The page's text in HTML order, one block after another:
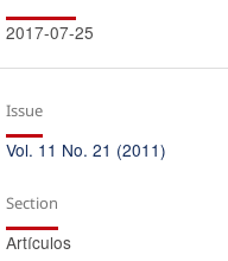
2017-07-25
Issue
Vol. 11 No. 21 (2011)
Section
Artículos